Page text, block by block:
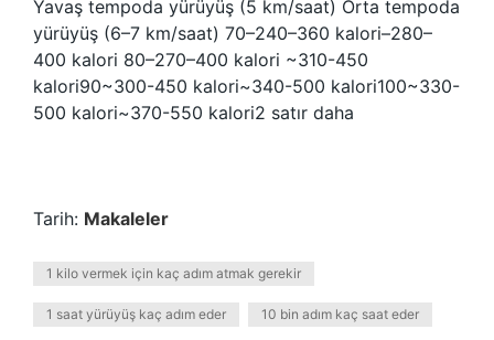
Yavaş tempoda yürüyüş (5 km/saat) Orta tempoda
yürüyüş (6–7 km/saat) 70–240–360 kalori–280–
400 kalori 80–270–400 kalori ~310-450
kalori90~300-450 kalori~340-500 kalori100~330-
500 kalori~370-550 kalori2 satır daha
Tarih: Makaleler
1 kilo vermek için kaç adım atmak gerekir
1 saat yürüyüş kaç adım eder 10 bin adım kaç saat eder